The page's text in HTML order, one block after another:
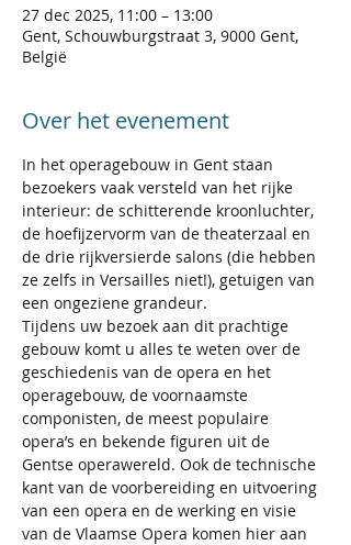
27 dec 2025, 11:00 – 13:00
Gent, Schouwburgstraat 3, 9000 Gent,
België
Over het evenement
In het operagebouw in Gent staan
bezoekers vaak versteld van het rijke
interieur: de schitterende kroonluchter,
de hoefijzervorm van de theaterzaal en
de drie rijkversierde salons (die hebben
ze zelfs in Versailles niet!), getuigen van
een ongeziene grandeur.
Tijdens uw bezoek aan dit prachtige
gebouw komt u alles te weten over de
geschiedenis van de opera en het
operagebouw, de voornaamste
componisten, de meest populaire
opera’s en bekende figuren uit de
Gentse operawereld. Ook de technische
kant van de voorbereiding en uitvoering
van een opera en de werking en visie
van de Vlaamse Opera komen hier aan